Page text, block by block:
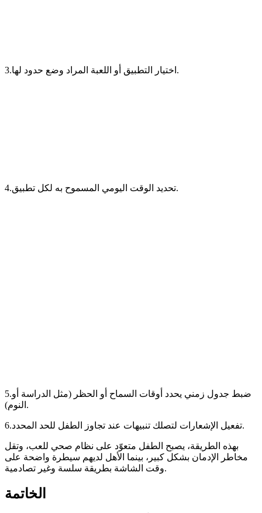
3.اختيار التطبيق أو اللعبة المراد وضع حدود لها.
4.تحديد الوقت اليومي المسموح به لكل تطبيق.
5.ضبط جدول زمني يحدد أوقات السماح أو الحظر (مثل الدراسة أو
النوم).
6.تفعيل الإشعارات لتصلك تنبيهات عند تجاوز الطفل للحد المحدد.
بهذه الطريقة، يصبح الطفل متعوّد على نظام صحي للعب، وتقل
مخاطر الإدمان بشكل كبير، بينما الأهل لديهم سيطرة واضحة على
وقت الشاشة بطريقة سلسة وغير تصادمية.
الخاتمة